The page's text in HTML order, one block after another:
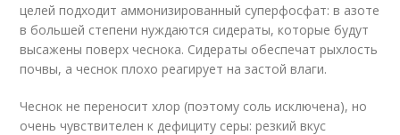
целей подходит аммонизированный суперфосфат: в азоте
в большей степени нуждаются сидераты, которые будут
высажены поверх чеснока. Сидераты обеспечат рыхлость
почвы, а чеснок плохо реагирует на застой влаги.
Чеснок не переносит хлор (поэтому соль исключена), но
очень чувствителен к дефициту серы: резкий вкус